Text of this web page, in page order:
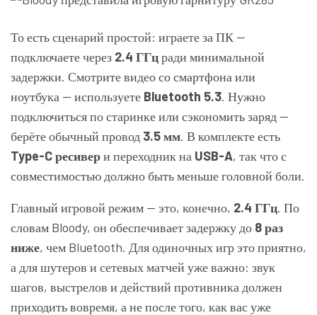
То есть сценарий простой: играете за ПК —
подключаете через 2.4 ГГцради минимальной
задержки. Смотрите видео со смартфона или
ноутбука — используете Bluetooth 5.3. Нужно
подключиться по старинке или сэкономить заряд —
берёте обычный провод 3.5 мм. В комплекте есть
Type-C ресивери переходник на USB-A, так что с
совместимостью должно быть меньше головной боли.
Главный игровой режим — это, конечно, 2.4 ГГц. По
словам Bloody, он обеспечивает задержку до 8 раз
ниже, чем Bluetooth. Для одиночных игр это приятно,
а для шутеров и сетевых матчей уже важно: звук
шагов, выстрелов и действий противника должен
приходить вовремя, а не после того, как вас уже